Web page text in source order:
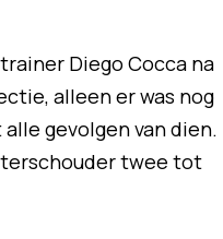
Diego Cocca na
alleen er was nog
gevolgen van dien.
twee tot